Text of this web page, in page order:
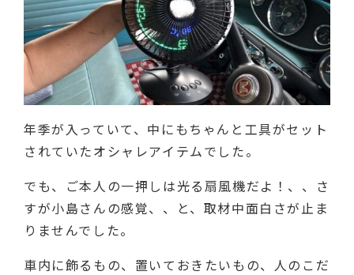
年季が入っていて、中にもちゃんと工具がセット
されていたオシャレアイテムでした。
でも、ご本人の一押しは光る扇風機だよ！、、さ
すが小島さんの感覚、、と、取材中面白さが止ま
りませんでした。
車内に飾るもの、置いておきたいもの、人のこだ